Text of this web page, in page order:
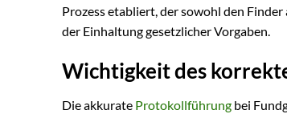
Prozess etabliert, der sowohl den
der Einhaltung gesetzlicher Vorgaben.
Wichtigkeit des
Die akkurate Protokollführung bei